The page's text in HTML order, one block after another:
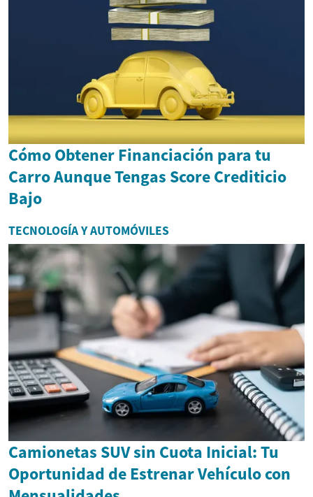
Cómo Obtener Financiación para tu
Carro Aunque Tengas Score Crediticio
Bajo
TECNOLOGÍA Y AUTOMÓVILES
Camionetas SUV sin Cuota Inicial: Tu
Oportunidad de Estrenar Vehículo con